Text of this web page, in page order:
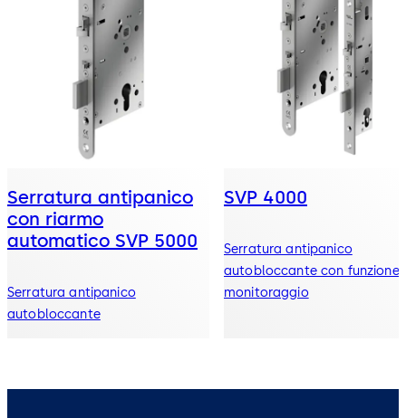
Serratura antipanico
con riarmo
automatico SVP 5000
Serratura antipanico
autobloccante
SVP 4000
Serratura antipanico
autobloccante con funzione
monitoraggio